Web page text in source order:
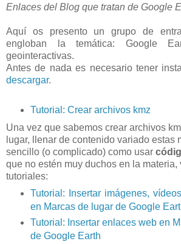
Enlaces del Blog que tratan de Google
Aquí os presento un grupo de
engloban la temática: Google
geointeractivas.
Antes de nada es necesario tener
descargar.
Tutorial: Crear archivos kmz
Una vez que sabemos crear archivos
lugar, llenar de contenido variado estas
sencillo (o complicado) como usar
que no estén muy duchos en la materia,
tutoriales:
Tutorial: Insertar imágenes,
en Marcas de lugar de Google
Tutorial: Insertar enlaces web en
de Google Earth